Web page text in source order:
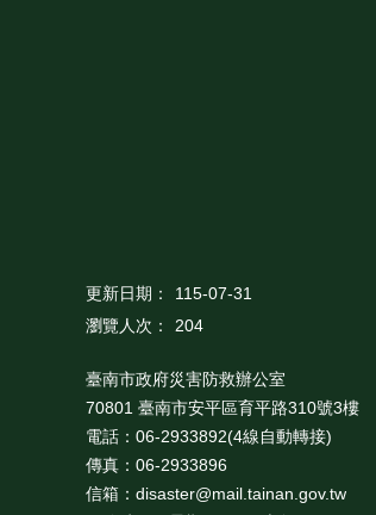
更新日期：
115-07-31
瀏覽人次：
204
臺南市政府災害防救辦公室
70801 臺南市安平區育平路310號3樓
電話：06-2933892(4線自動轉接)
傳真：06-2933896
信箱：disaster@mail.tainan.gov.tw